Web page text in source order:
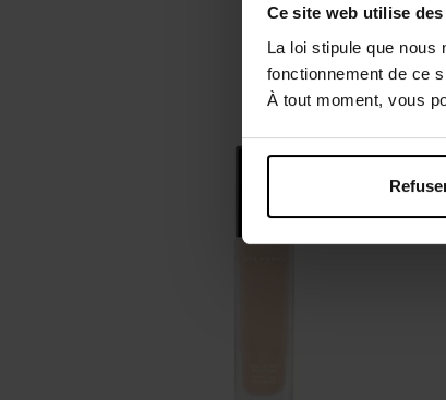
Ce site web utilise
La loi stipule que nous
fonctionnement de ce
À tout moment, vous